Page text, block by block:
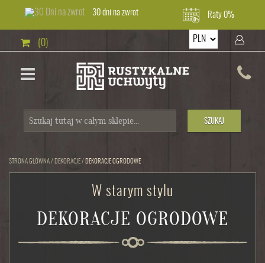
30 dni na zwrot Raty 0%
(0)
SZUKAJ
STRONA GŁÓWNA/ DEKORACJE/ DEKORACJE OGRODOWE
W starym stylu
DEKORACJE OGRODOWE